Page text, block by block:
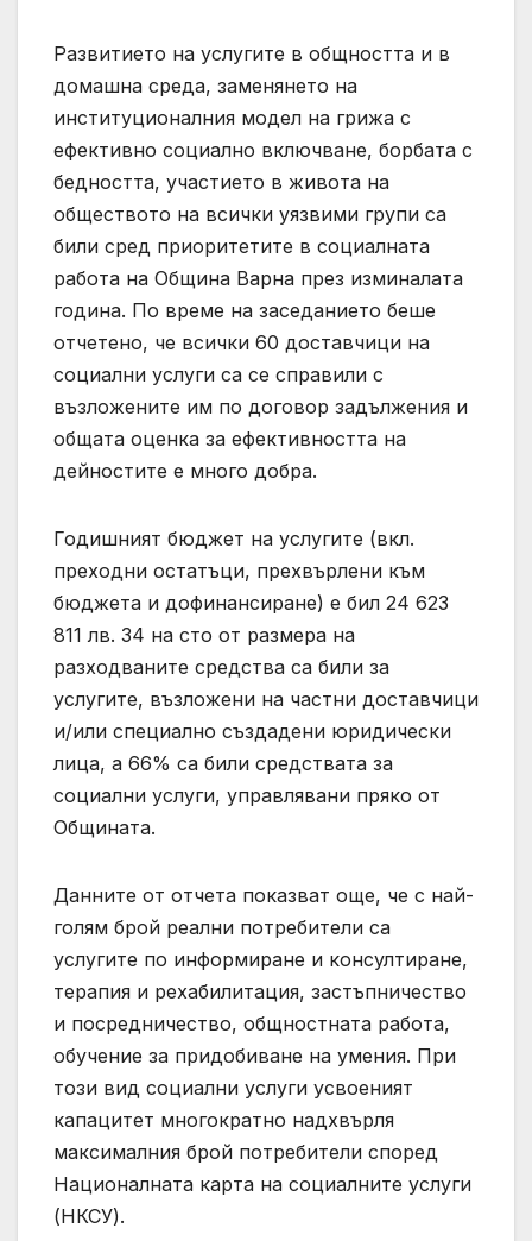
Развитието на услугите в общността и в
домашна среда, заменянето на
институционалния модел на грижа с
ефективно социално включване, борбата с
бедността, участието в живота на
обществото на всички уязвими групи са
били сред приоритетите в социалната
работа на Община Варна през изминалата
година. По време на заседанието беше
отчетено, че всички 60 доставчици на
социални услуги са се справили с
възложените им по договор задължения и
общата оценка за ефективността на
дейностите е много добра.
Годишният бюджет на услугите (вкл.
преходни остатъци, прехвърлени към
бюджета и дофинансиране) е бил 24 623
811 лв. 34 на сто от размера на
разходваните средства са били за
услугите, възложени на частни доставчици
и/или специално създадени юридически
лица, а 66% са били средствата за
социални услуги, управлявани пряко от
Общината.
Данните от отчета показват още, че с най-
голям брой реални потребители са
услугите по информиране и консултиране,
терапия и рехабилитация, застъпничество
и посредничество, общностната работа,
обучение за придобиване на умения. При
този вид социални услуги усвоеният
капацитет многократно надхвърля
максималния брой потребители според
Националната карта на социалните услуги
(НКСУ).